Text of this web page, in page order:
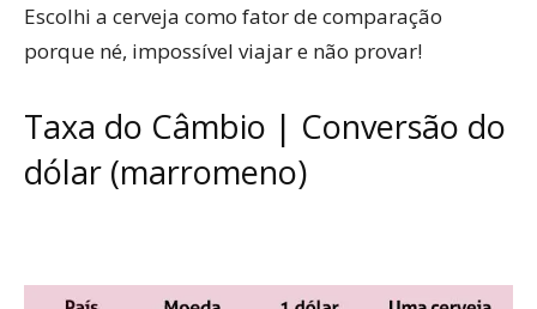
Escolhi a cerveja como fator de comparação
porque né, impossível viajar e não provar!
Taxa do Câmbio | Conversão do
dólar (marromeno)